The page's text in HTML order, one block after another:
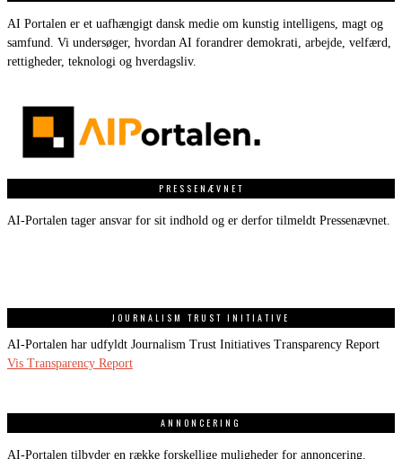
AI Portalen er et uafhængigt dansk medie om kunstig intelligens, magt og
samfund. Vi undersøger, hvordan AI forandrer demokrati, arbejde, velfærd,
rettigheder, teknologi og hverdagsliv.
PRESSENÆVNET
AI-Portalen tager ansvar for sit indhold og er derfor tilmeldt Pressenævnet.
JOURNALISM TRUST INITIATIVE
AI-Portalen har udfyldt Journalism Trust Initiatives Transparency Report
Vis Transparency Report
ANNONCERING
AI-Portalen tilbyder en række forskellige muligheder for annoncering.